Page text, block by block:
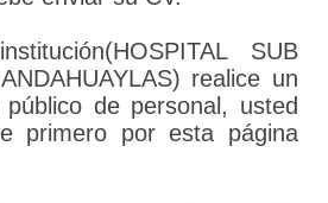
SUB
realice un
de personal, usted
primero por esta página